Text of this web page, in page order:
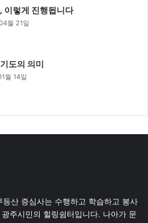
이렇게 진행됩니다
월 21일
도의 의미
월 14일
산 증심사는 수행하고 학습하고 봉사
주시민의 힐링쉼터입니다. 나아가 문